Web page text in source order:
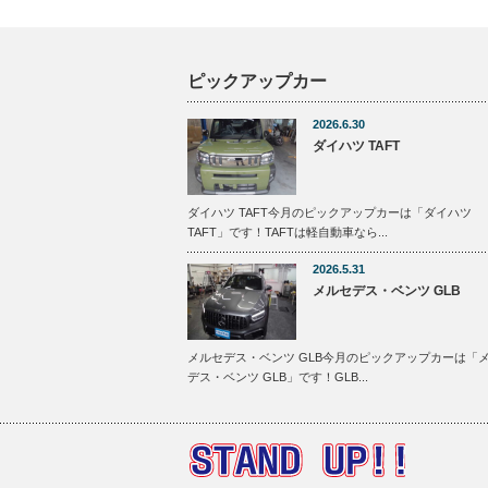
ピックアップカー
2026.6.30
ダイハツ TAFT
ダイハツ TAFT今月のピックアップカーは「ダイハツ
TAFT」です！TAFTは軽自動車なら...
2026.5.31
メルセデス・ベンツ GLB
メルセデス・ベンツ GLB今月のピックアップカーは「
デス・ベンツ GLB」です！GLB...